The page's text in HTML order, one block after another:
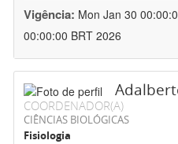
Vigência: Mon Jan 30
00:00:00 BRT 2026
COORDENADOR(A)
CIÊNCIAS BIOLÓGICAS
Fisiologia